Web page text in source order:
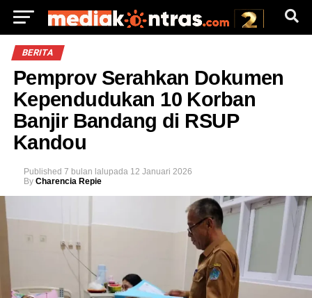
BERITA
Pemprov Serahkan Dokumen
Kependudukan 10 Korban
Banjir Bandang di RSUP
Kandou
Published 7 bulan lalupada 12 Januari 2026
By Charencia Repie